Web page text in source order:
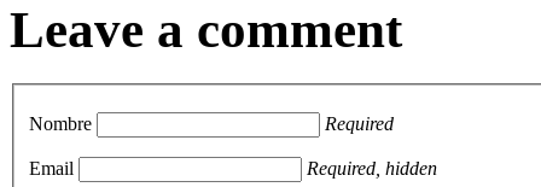
Leave a comment
Nombre Required
Email Required, hidden